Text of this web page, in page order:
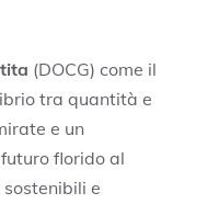
(DOCG) come il
tra quantità e
e un
florido al
e